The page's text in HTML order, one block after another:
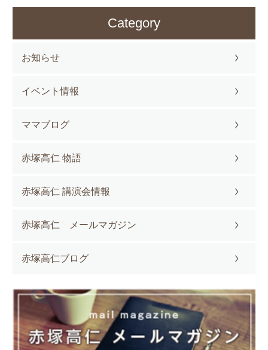
Category
お知らせ
イベント情報
ママブログ
赤塚高仁 物語
赤塚高仁 講演会情報
赤塚高仁 メールマガジン
赤塚高仁ブログ